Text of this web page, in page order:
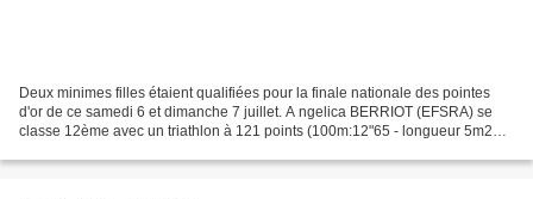
Deux minimes filles étaient qualifiées pour la finale nationale des pointes
d'or de ce samedi 6 et dimanche 7 juillet. A ngelica BERRIOT (EFSRA) se
classe 12ème avec un triathlon à 121 points (100m:12"65 - longueur 5m29